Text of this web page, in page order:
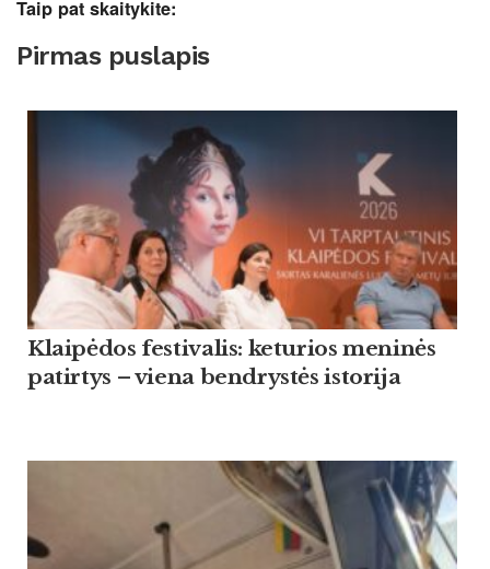
Taip pat skaitykite:
Pirmas puslapis
Klaipėdos festivalis: keturios meninės
patirtys – viena bendrystės istorija